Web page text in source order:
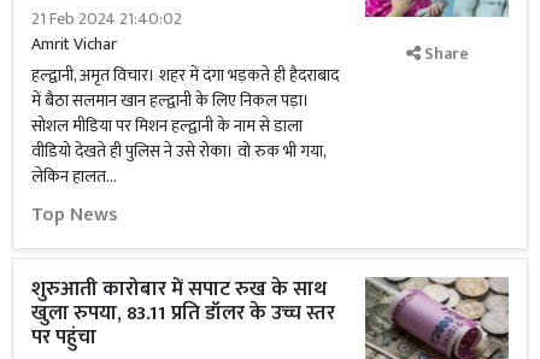
21 Feb 2024 21:40:02
Amrit Vichar
हल्द्वानी, अमृत विचार। शहर में दंगा भड़कते ही हैदराबाद
में बैठा सलमान खान हल्द्वानी के लिए निकल पड़ा।
सोशल मीडिया पर मिशन हल्द्वानी के नाम से डाला
वीडियो देखते ही पुलिस ने उसे रोका। वो रुक भी गया,
लेकिन हालत...
Top News
Share
शुरुआती कारोबार में सपाट रुख के साथ
खुला रुपया, 83.11 प्रति डॉलर के उच्च स्तर
पर पहुंचा